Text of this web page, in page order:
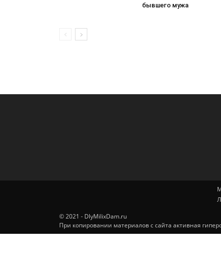
бывшего мужа
© 2021 - DlyMilixDam.ru
При копировании материалов с сайта активная